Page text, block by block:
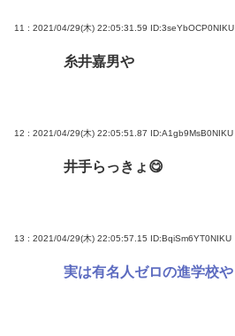
11 : 2021/04/29(木) 22:05:31.59 ID:3seYbOCP0NIKU
糸井嘉男や
12 : 2021/04/29(木) 22:05:51.87 ID:A1gb9MsB0NIKU
井手らっきょ😋
13 : 2021/04/29(木) 22:05:57.15 ID:BqiSm6YT0NIKU
実は有名人ゼロの進学校や